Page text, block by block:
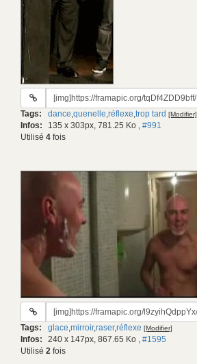
URL
gif:
Tags: dance,quenelle,réflexe,trop tard [Modifier]
Infos: 135 x 303px, 781.25 Ko , #991
Utilisé 4 fois
URL
gif:
Tags: glace,mirroir,raser,réflexe [Modifier]
Infos: 240 x 147px, 867.65 Ko , #1595
Utilisé 2 fois